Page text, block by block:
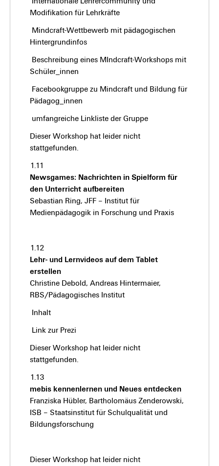
Modifikation für Lehrkräfte
Mindcraft-Wettbewerb mit pädagogischen
Hintergrundinfos
Beschreibung eines MIndcraft-Workshops mit
Schüler_innen
Facebookgruppe zu Mindcraft und Bildung für
Pädagog_innen
umfangreiche Linkliste der Gruppe
Dieser Workshop hat leider nicht
stattgefunden.
1.11
Newsgames: Nachrichten in Spielform für
den Unterricht aufbereiten
Sebastian Ring, JFF – Institut für
Medienpädagogik in Forschung und Praxis
1.12
Lehr- und Lernvideos auf dem Tablet
erstellen
Christine Debold, Andreas Hintermaier,
RBS/Pädagogisches Institut
Inhalt
Link zur Prezi
Dieser Workshop hat leider nicht
stattgefunden.
1.13
mebis kennenlernen und Neues entdecken
Franziska Hübler, Bartholomäus Zenderowski,
ISB – Staatsinstitut für Schulqualität und
Bildungsforschung
Dieser Workshop hat leider nicht